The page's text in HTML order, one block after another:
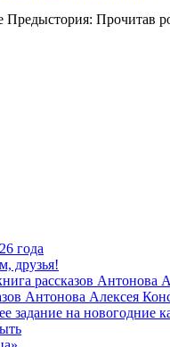
Прочитав
года
друзья!
рассказов Антонова
Антонова Алексея
задание на новогодние